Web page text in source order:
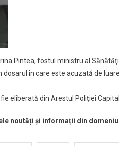
Eliberată
Şi
Sub
Control
Pintea, fostul ministru al
în care este acuzată de
eliberată din Arestul Poliţiei
noutăți și informații din